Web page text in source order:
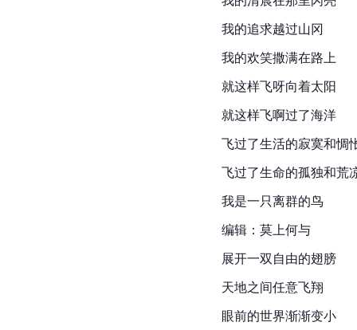
我的追求越过山冈
我的欢笑撒满在路上
就这样飞呀向着太阳
就这样飞啊过了海洋
飞过了生活的寂寞和惆
飞过了生命的孤独和荒
我是一只离群的鸟
编辑：莫上何与
展开一双自由的翅膀
天地之间任意飞翔
眼前的世界渐渐变小